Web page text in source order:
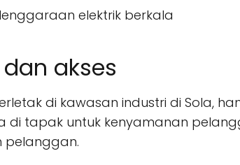
elektrik berkala
dan akses
terletak di kawasan industri di Sola,
di tapak untuk kenyamanan
pelanggan.